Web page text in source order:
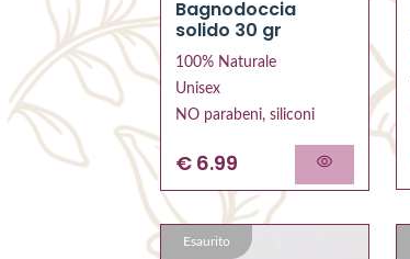
Bagnodoccia
solido 30 gr
100% Naturale
Unisex
NO parabeni, siliconi
€ 6.99
Esaurito